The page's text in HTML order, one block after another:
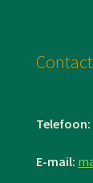
Contact
Telefoon:
E-mail: